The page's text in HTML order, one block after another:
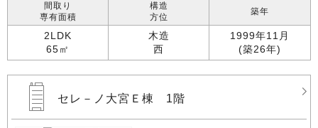
間取り
専有面積
2LDK
65㎡
構造
方位
木造
西
築年
1999年11月
(築26年)
セレ－ノ大宮Ｅ棟 1階